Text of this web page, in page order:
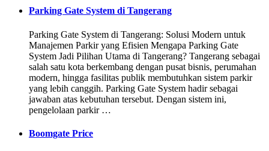
Parking Gate System di Tangerang
Parking Gate System di Tangerang: Solusi Modern untuk
Manajemen Parkir yang Efisien Mengapa Parking Gate
System Jadi Pilihan Utama di Tangerang? Tangerang sebagai
salah satu kota berkembang dengan pusat bisnis, perumahan
modern, hingga fasilitas publik membutuhkan sistem parkir
yang lebih canggih. Parking Gate System hadir sebagai
jawaban atas kebutuhan tersebut. Dengan sistem ini,
pengelolaan parkir …
Boomgate Price